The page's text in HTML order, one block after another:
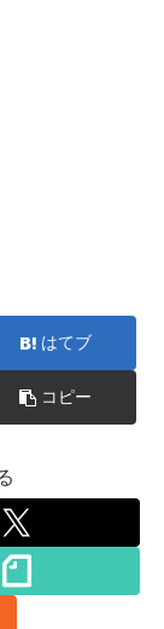
はてブ
コピー